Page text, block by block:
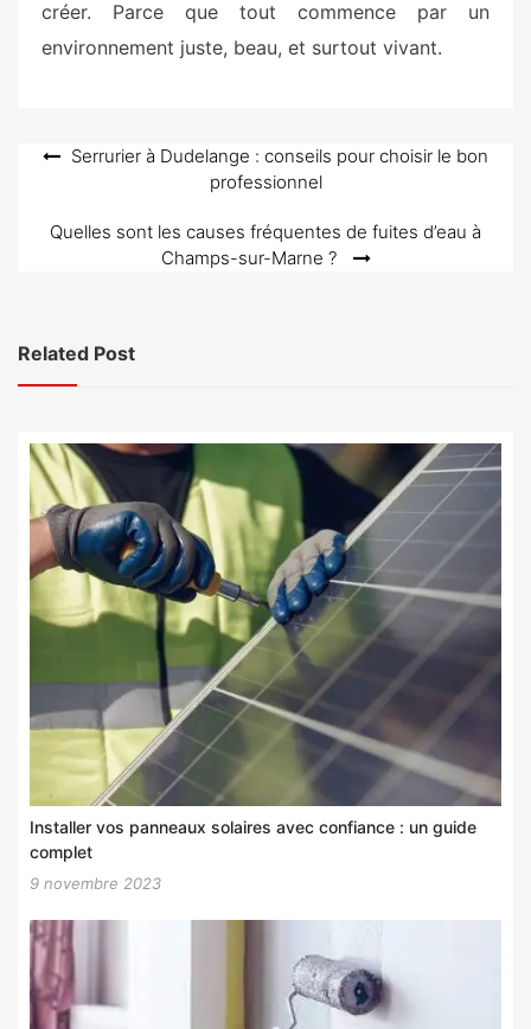
créer. Parce que tout commence par un
environnement juste, beau, et surtout vivant.
Navigation
l’article
Serrurier à Dudelange : conseils pour choisir le bon
professionnel
Quelles sont les causes fréquentes de fuites d’eau à
Champs-sur-Marne ?
Related Post
Installer vos panneaux solaires avec confiance : un guide
complet
9 novembre 2023